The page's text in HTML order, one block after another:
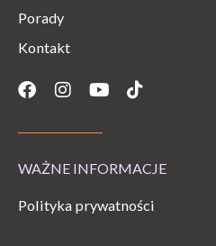
Porady
Kontakt
Facebook
Instagram
YoutubeTiktok
WAŻNE INFORMACJE
Polityka prywatności